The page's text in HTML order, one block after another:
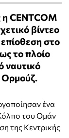
CENTCOM
βίντεο
επίοθεση στο
το πλοίο
ναυτικό
Ορμούζ.
ένα
του Ομάν
της Κεντρικής